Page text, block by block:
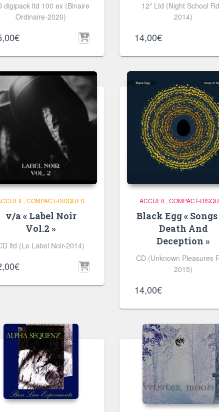
digipack ltd 100 ex (Binaire
Ordinaire-2020)
€
12″ Ltd (Night School
2014)
14,00€
COMPACT-DISQUES
v/a « Label Noir
Vol.2 »
ltd (Le Label Noir-2014)
€
ACCUEIL COMPACT-
Black Egg «
Death And
Deception »
CD (Unknown Pleasures
2015)
14,00€